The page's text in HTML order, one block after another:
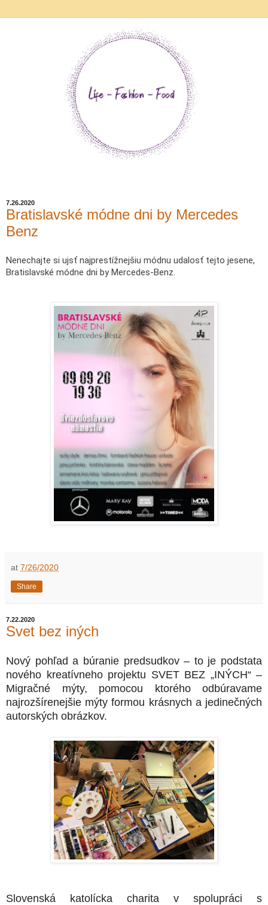
7.26.2020
Bratislavské módne dni by Mercedes
Benz
Nenechajte si ujsť najprestížnejšiu módnu udalosť tejto jesene,
Bratislavské módne dni by Mercedes-Benz.
at 7/26/2020
Share
7.22.2020
Svet bez iných
Nový pohľad a búranie predsudkov – to je podstata
nového kreatívneho projektu SVET BEZ „INÝCH“ –
Migračné mýty, pomocou ktorého odbúravame
najrozšírenejšie mýty formou krásnych a jedinečných
autorských obrázkov.
Slovenská katolícka charita v spolupráci s